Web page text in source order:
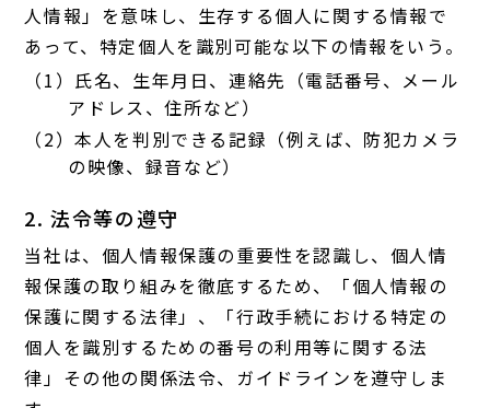
人情報」を意味し、生存する個人に関する情報で
あって、特定個人を識別可能な以下の情報をいう。
（1）氏名、生年月日、連絡先（電話番号、メール
アドレス、住所など）
（2）本人を判別できる記録（例えば、防犯カメラ
の映像、録音など）
2. 法令等の遵守
当社は、個人情報保護の重要性を認識し、個人情
報保護の取り組みを徹底するため、「個人情報の
保護に関する法律」、「行政手続における特定の
個人を識別するための番号の利用等に関する法
律」その他の関係法令、ガイドラインを遵守しま